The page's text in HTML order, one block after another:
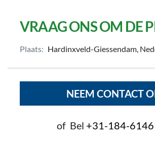
VRAAG ONS OM DE
Plaats: Hardinxveld-Giessendam,
NEEM CONTACT
of Bel +31-184-